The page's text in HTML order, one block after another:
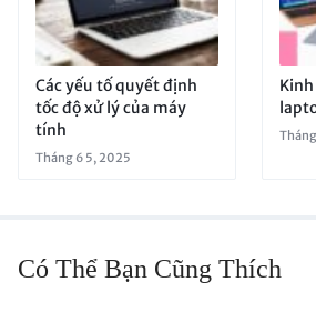
Các yếu tố quyết định
tốc độ xử lý của máy
tính
Tháng 6 5, 2025
Có Thể Bạn Cũng Thích